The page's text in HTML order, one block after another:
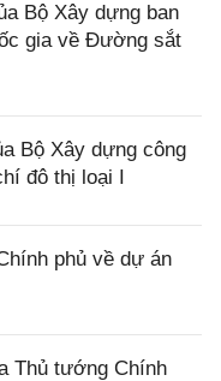
Bộ Xây dựng ban
gia về Đường sắt
Bộ Xây dựng công
đô thị loại I
phủ về dự án
Thủ tướng Chính